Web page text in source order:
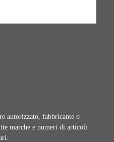
autorizzato, fabbricante o
marche e numeri di articoli